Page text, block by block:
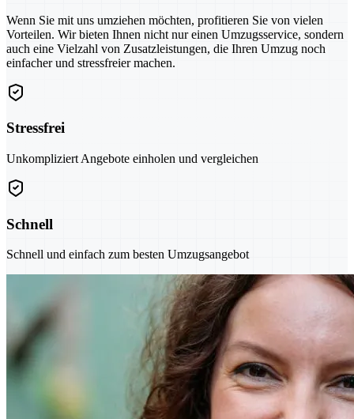
Wenn Sie mit uns umziehen möchten, profitieren Sie von vielen
Vorteilen. Wir bieten Ihnen nicht nur einen Umzugsservice, sondern
auch eine Vielzahl von Zusatzleistungen, die Ihren Umzug noch
einfacher und stressfreier machen.
Stressfrei
Unkompliziert Angebote einholen und vergleichen
Schnell
Schnell und einfach zum besten Umzugsangebot